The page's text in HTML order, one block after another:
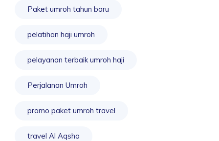
Paket umroh tahun baru
pelatihan haji umroh
pelayanan terbaik umroh haji
Perjalanan Umroh
promo paket umroh travel
travel Al Aqsha